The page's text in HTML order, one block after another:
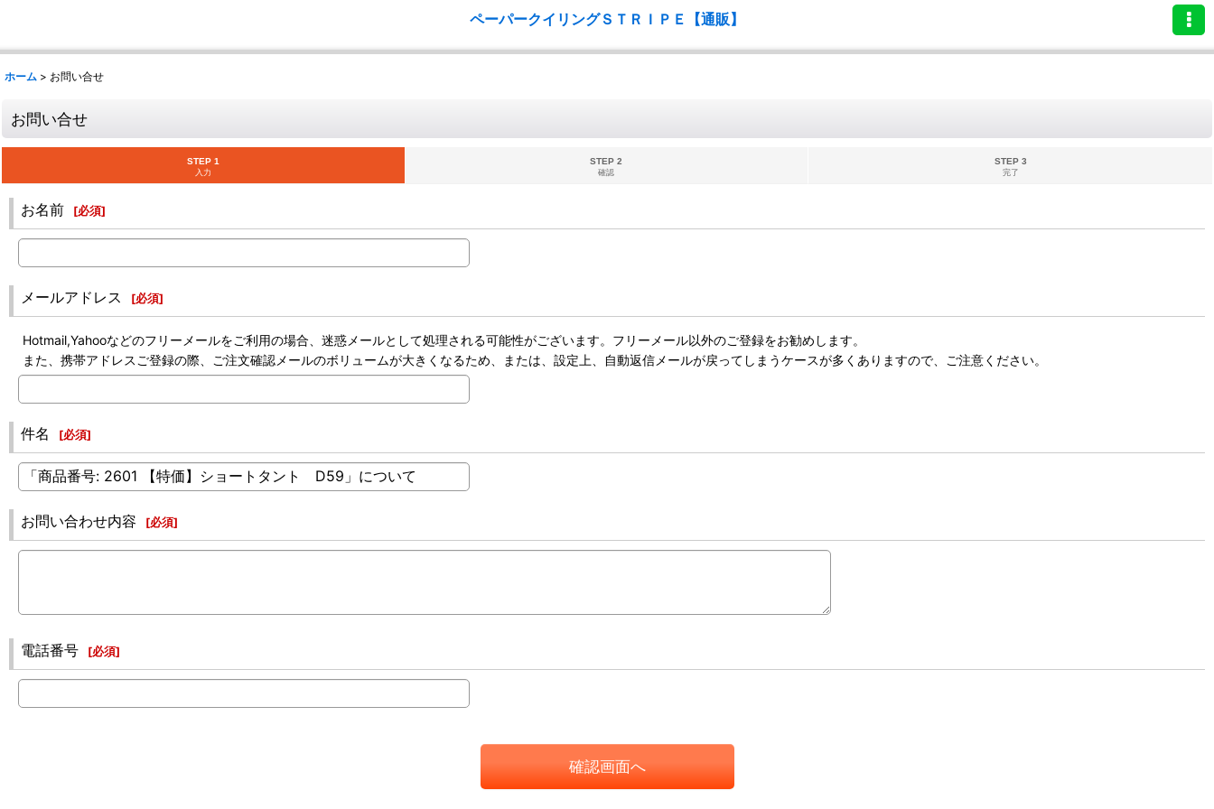
ペーパークイリングＳＴＲＩＰＥ【通販】
ホーム > お問い合せ
お問い合せ
STEP 1
入力
STEP 2
確認
STEP 3
完了
お名前 [必須]
メールアドレス [必須]
Hotmail,Yahooなどのフリーメールをご利用の場合、迷惑メールとして処理される可能性がございます。フリーメール以外のご登録をお勧めします。
また、携帯アドレスご登録の際、ご注文確認メールのボリュームが大きくなるため、または、設定上、自動返信メールが戻ってしまうケースが多くありますので、ご注意ください。
件名 [必須]
お問い合わせ内容 [必須]
電話番号 [必須]
確認画面へ